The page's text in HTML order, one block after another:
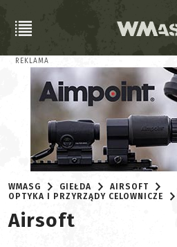
REKLAMA
WMASG GIEŁDA
AIRSOFT
OPTYKA I PRZYRZĄDY CELOWNICZE
Airsoft